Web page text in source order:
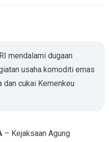
mendalami dugaan
usaha komoditi emas
dan cukai Kemenkeu
– Kejaksaan Agung